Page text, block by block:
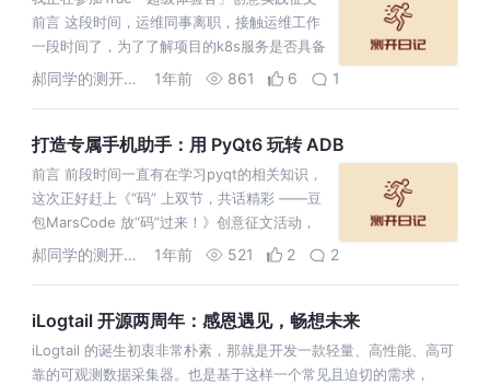
前言 这段时间，运维同事离职，接触运维工作
一段时间了，为了了解项目的k8s服务是否具备
高可用能力，我们需要进行高可用测试，整个
郝同学的测开笔记 1年前 861 6 1
打造专属手机助手：用 PyQt6 玩转 ADB
前言 前段时间一直有在学习pyqt的相关知识，
这次正好赶上《“码” 上双节，共话精彩 ——豆
包MarsCode 放“码”过来！》创意征文活动，
借此机会借助豆包MarsCode开发一款便捷使用
郝同学的测开笔记 1年前 521 2 2
iLogtail 开源两周年：感恩遇见，畅想未来
iLogtail 的诞生初衷非常朴素，那就是开发一款轻量、高性能、高可
靠的可观测数据采集器。也是基于这样一个常见且迫切的需求，